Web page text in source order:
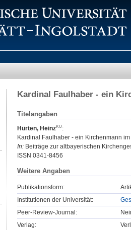
Kardinal Faulhaber - ein
Titelangaben
Hürten, Heinz
:
Kardinal Faulhaber - ein Kirchenmann
In: Beiträge zur altbayerischen
ISSN 0341-8456
Weitere Angaben
Publikationsform:
Institutionen der Universität:
Peer-Review-Journal:
Verlag: